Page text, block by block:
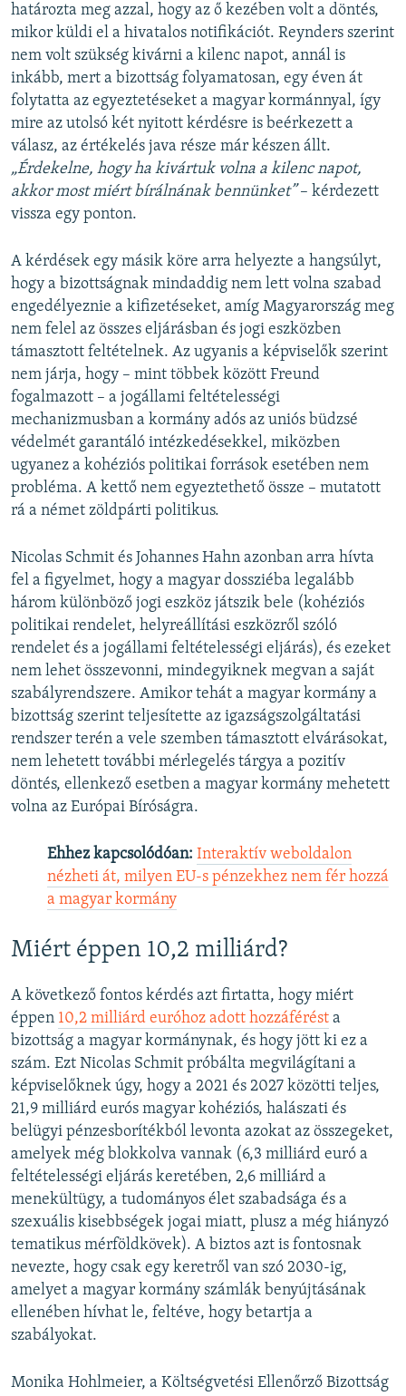
határozta meg azzal, hogy az ő kezében volt a döntés,
mikor küldi el a hivatalos notifikációt. Reynders szerint
nem volt szükség kivárni a kilenc napot, annál is
inkább, mert a bizottság folyamatosan, egy éven át
folytatta az egyeztetéseket a magyar kormánnyal, így
mire az utolsó két nyitott kérdésre is beérkezett a
válasz, az értékelés java része már készen állt.
„Érdekelne, hogy ha kivártuk volna a kilenc napot,
akkor most miért bírálnának bennünket”– kérdezett
vissza egy ponton.
A kérdések egy másik köre arra helyezte a hangsúlyt,
hogy a bizottságnak mindaddig nem lett volna szabad
engedélyeznie a kifizetéseket, amíg Magyarország meg
nem felel az összes eljárásban és jogi eszközben
támasztott feltételnek. Az ugyanis a képviselők szerint
nem járja, hogy – mint többek között Freund
fogalmazott – a jogállami feltételességi
mechanizmusban a kormány adós az uniós büdzsé
védelmét garantáló intézkedésekkel, miközben
ugyanez a kohéziós politikai források esetében nem
probléma. A kettő nem egyeztethető össze – mutatott
rá a német zöldpárti politikus.
Nicolas Schmit és Johannes Hahn azonban arra hívta
fel a figyelmet, hogy a magyar dossziéba legalább
három különböző jogi eszköz játszik bele (kohéziós
politikai rendelet, helyreállítási eszközről szóló
rendelet és a jogállami feltételességi eljárás), és ezeket
nem lehet összevonni, mindegyiknek megvan a saját
szabályrendszere. Amikor tehát a magyar kormány a
bizottság szerint teljesítette az igazságszolgáltatási
rendszer terén a vele szemben támasztott elvárásokat,
nem lehetett további mérlegelés tárgya a pozitív
döntés, ellenkező esetben a magyar kormány mehetett
volna az Európai Bíróságra.
Ehhez kapcsolódóan: Interaktív weboldalon
nézheti át, milyen EU-s pénzekhez nem fér hozzá
a magyar kormány
Miért éppen 10,2 milliárd?
A következő fontos kérdés azt firtatta, hogy miért
éppen 10,2 milliárd euróhoz adott hozzáférést a
bizottság a magyar kormánynak, és hogy jött ki ez a
szám. Ezt Nicolas Schmit próbálta megvilágítani a
képviselőknek úgy, hogy a 2021 és 2027 közötti teljes,
21,9 milliárd eurós magyar kohéziós, halászati és
belügyi pénzesborítékból levonta azokat az összegeket,
amelyek még blokkolva vannak (6,3 milliárd euró a
feltételességi eljárás keretében, 2,6 milliárd a
menekültügy, a tudományos élet szabadsága és a
szexuális kisebbségek jogai miatt, plusz a még hiányzó
tematikus mérföldkövek). A biztos azt is fontosnak
nevezte, hogy csak egy keretről van szó 2030-ig,
amelyet a magyar kormány számlák benyújtásának
ellenében hívhat le, feltéve, hogy betartja a
szabályokat.
Monika Hohlmeier, a Költségvetési Ellenőrző Bizottság